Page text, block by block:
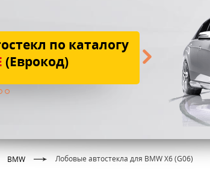
по каталогу
(Еврокод)
BMW Лобовые автостекла для BMW X6 (G06)